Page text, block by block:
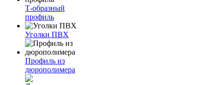
Т-образный
профиль
Уголки ПВХ
Профиль из
дюрополимера